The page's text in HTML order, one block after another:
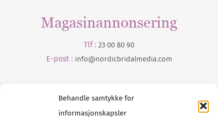
Behandle samtykke for
informasjonskapsler
Magasinannonsering
Tlf : 23 00 80 90
E-post : info@nordicbridalmedia.com